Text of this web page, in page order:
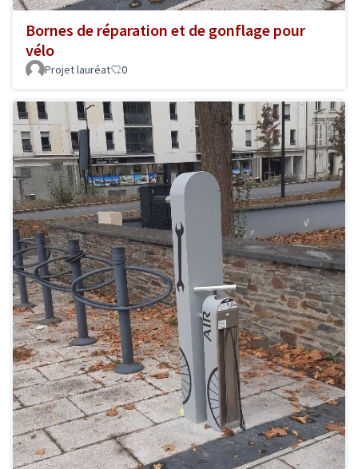
Bornes de réparation et de gonflage pour
vélo
Projet lauréat 0